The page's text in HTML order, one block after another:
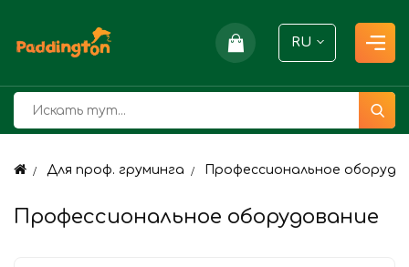
RU
Для проф. груминга Профессиональное
Профессиональное оборудование